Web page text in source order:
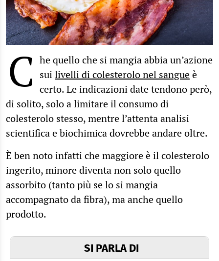
C he quello che si mangia abbia un’azione
suilivelli di colesterolo nel sangueè
certo. Le indicazioni date tendono però,
di solito, solo a limitare il consumo di
colesterolo stesso, mentre l’attenta analisi
scientifica e biochimica dovrebbe andare oltre.
È ben noto infatti che maggiore è il colesterolo
ingerito, minore diventa non solo quello
assorbito (tanto più se lo si mangia
accompagnato da fibra), ma anche quello
prodotto.
SI PARLA DI